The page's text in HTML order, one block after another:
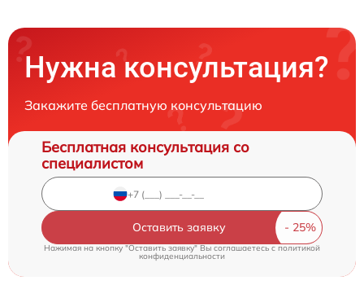
Нужна консультация?
Закажите бесплатную консультацию
Бесплатная консультация со
специалистом
Оставить заявку
Нажимая на кнопку "Оставить заявку" Вы соглашаетесь cполитикой
конфиденциальности